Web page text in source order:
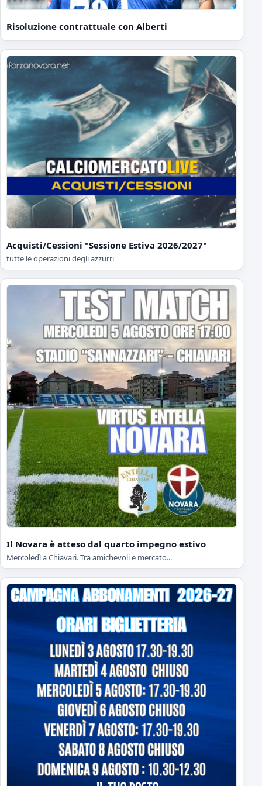
Risoluzione contrattuale con Alberti
Acquisti/Cessioni "Sessione Estiva 2026/2027"
tutte le operazioni degli azzurri
Il Novara è atteso dal quarto impegno estivo
Mercoledì a Chiavari. Tra amichevoli e mercato...